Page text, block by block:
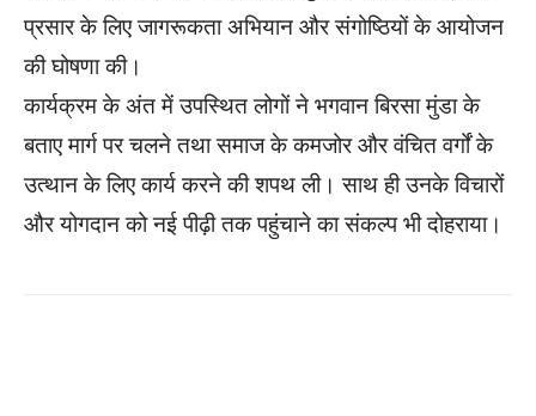
प्रसार के लिए जागरूकता अभियान और संगोष्ठियों के आयोजन
की घोषणा की।
कार्यक्रम के अंत में उपस्थित लोगों ने भगवान बिरसा मुंडा के
बताए मार्ग पर चलने तथा समाज के कमजोर और वंचित वर्गों के
उत्थान के लिए कार्य करने की शपथ ली। साथ ही उनके विचारों
और योगदान को नई पीढ़ी तक पहुंचाने का संकल्प भी दोहराया।